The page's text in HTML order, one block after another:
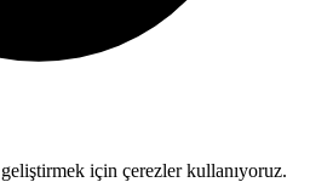
için çerezler kullanıyoruz.